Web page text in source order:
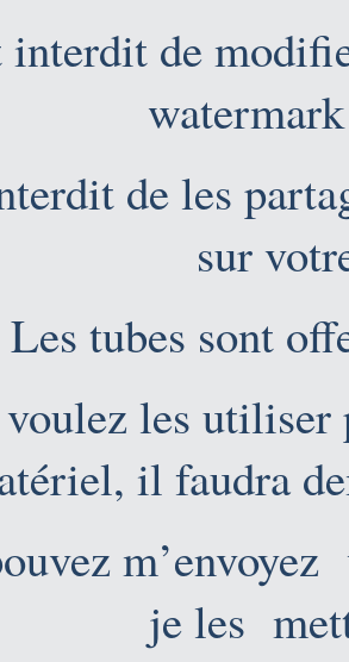
de
de les
sur
Les tubes sont
les
il faudra
je les